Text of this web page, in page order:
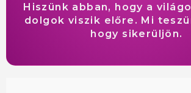
Hiszünk abban, hogy a
dolgok viszik előre. Mi
hogy sikerüljön.